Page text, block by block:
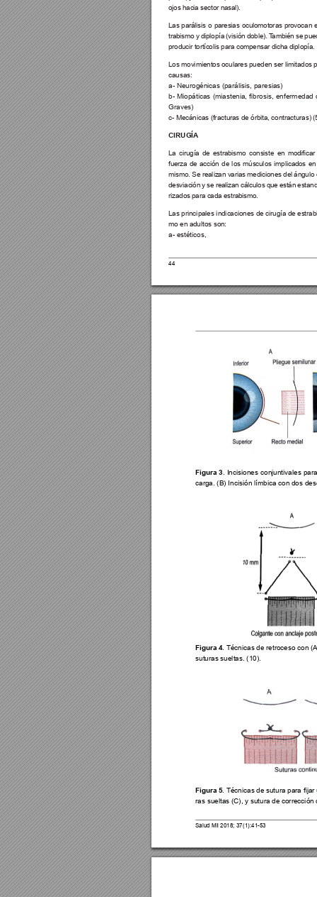
44
ojos hacia sector nasal).
Las parálisis o paresias oculomotoras provocan
trabismo y diplopía (visión doble). También se
producir tortícolis para compensar dicha diplopía.
Los movimientos oculares pueden ser limitados
causas:
a- Neurogénicas (parálisis, paresias)
b- Miopáticas (miastenia, brosis, enfermedad
Graves)
c- Mecánicas (fracturas de órbita, contracturas)
CIRUGÍA
La cirugía de estrabismo consiste en modicar
fuerza de acción de los músculos implicados
mismo. Se realizan varias mediciones del ángulo
desviación y se realizan cálculos que están
rizados para cada estrabismo.
Las principales indicaciones de cirugía de
mo en adultos son:
a- estéticos,
Salud Mil 2018; 37(1):41-53
Figura 3 . Incisiones conjuntivales
carga. (B) Incisión límbica con dos
Figura 4. Técnicas de retroceso con
suturas sueltas. (10).
Figura 5. Técnicas de sutura para jar
ras sueltas (C), y sutura de